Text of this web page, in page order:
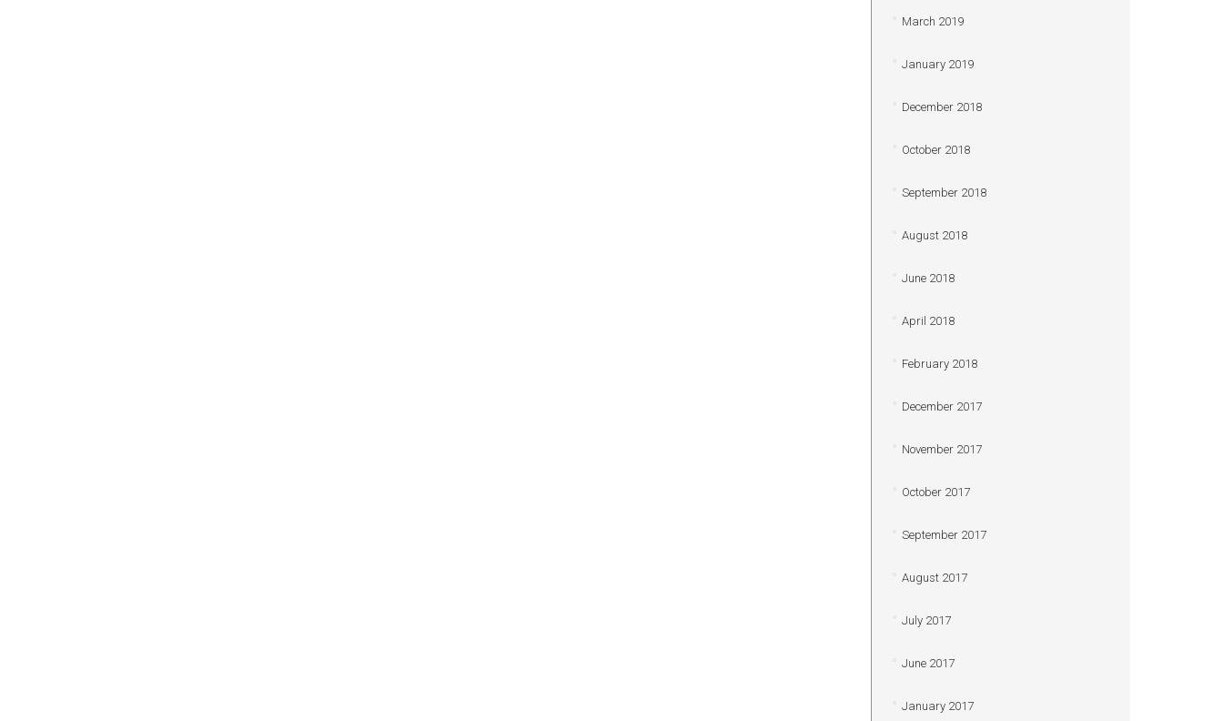
March 2019
January 2019
December 2018
October 2018
September 2018
August 2018
June 2018
April 2018
February 2018
December 2017
November 2017
October 2017
September 2017
August 2017
July 2017
June 2017
January 2017